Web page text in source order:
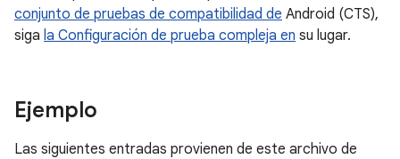
conjunto de pruebas de compatibilidad de Android (CTS),
siga la Configuración de prueba compleja en su lugar.
Ejemplo
Las siguientes entradas provienen de este archivo de